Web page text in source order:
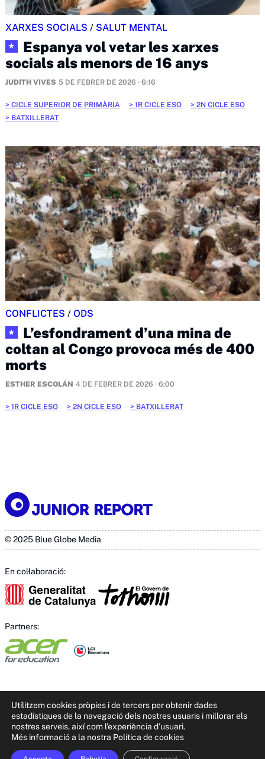
XARXES SOCIALS / SALUT MENTAL
★
Espanya vol vetar les xarxes
socials als menors de 16 anys
JUDITH VIVES 5 DE FEBRER DE 2026 · 6:16
CICLE SUPERIOR DE PRIMÀRIA 1R CICLE ESO
2N CICLE ESO
BATXILLERAT
CONFLICTES / ODS
★
L’esfondrament d’una mina de
coltan al Congo provoca més de 400
morts
ESTHER ESCOLÁN 4 DE FEBRER DE 2026 · 6:00
1R CICLE ESO 2N CICLE ESO BATXILLERAT
© 2025 Blue Globe Media
En col·laboració:
Partners:
Utilitzem cookies pròpies i de tercers per obtenir dades
estadístiques de la navegació dels nostres usuaris i millorar els
nostres serveis, així com l'experiència d'usuari.
Més informació a la nostra Política de cookies
production site key toremove this banner